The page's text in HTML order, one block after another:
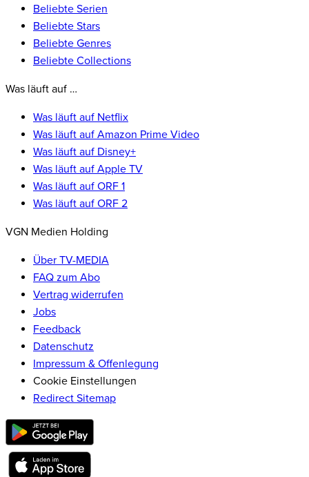
Beliebte Serien
Beliebte Stars
Beliebte Genres
Beliebte Collections
Was läuft auf …
Was läuft auf Netflix
Was läuft auf Amazon Prime Video
Was läuft auf Disney+
Was läuft auf Apple TV
Was läuft auf ORF 1
Was läuft auf ORF 2
VGN Medien Holding
Über TV-MEDIA
FAQ zum Abo
Vertrag widerrufen
Jobs
Feedback
Datenschutz
Impressum & Offenlegung
Cookie Einstellungen
Redirect Sitemap